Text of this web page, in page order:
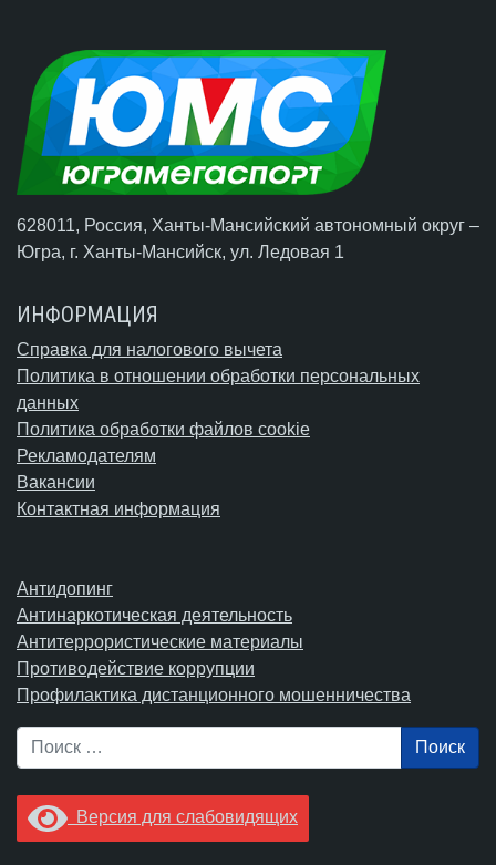
628011, Россия, Ханты-Мансийский автономный округ –
Югра, г. Ханты-Мансийск, ул. Ледовая 1
ИНФОРМАЦИЯ
Справка для налогового вычета
Политика в отношении обработки персональных
данных
Политика обработки файлов cookie
Рекламодателям
Вакансии
Контактная информация
Антидопинг
Антинаркотическая деятельность
Антитеррористические материалы
Противодействие коррупции
Профилактика дистанционного мошенничества
Поиск
Версия для слабовидящих